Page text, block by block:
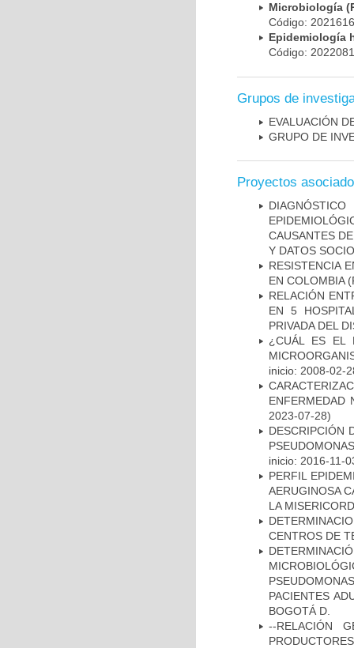
Microbiología
Código:
Epidemiología
Código:
Grupos de
EVALUACIÓN
GRUPO DE
Proyectos
CAUSANTES
Y DATOS
RESISTENCIA
EN COLOMBIA
RELACIÓN
EN 5
PRIVADA DEL
¿CUÁL ES EL
inicio: 2008-02-
ENFERMEDAD
2023-07-28)
DESCRIPCIÓN
inicio: 2016-11-
PERFIL
AERUGINOSA
LA
CENTROS DE
PACIENTES
BOGOTÁ D.
--RELACIÓN